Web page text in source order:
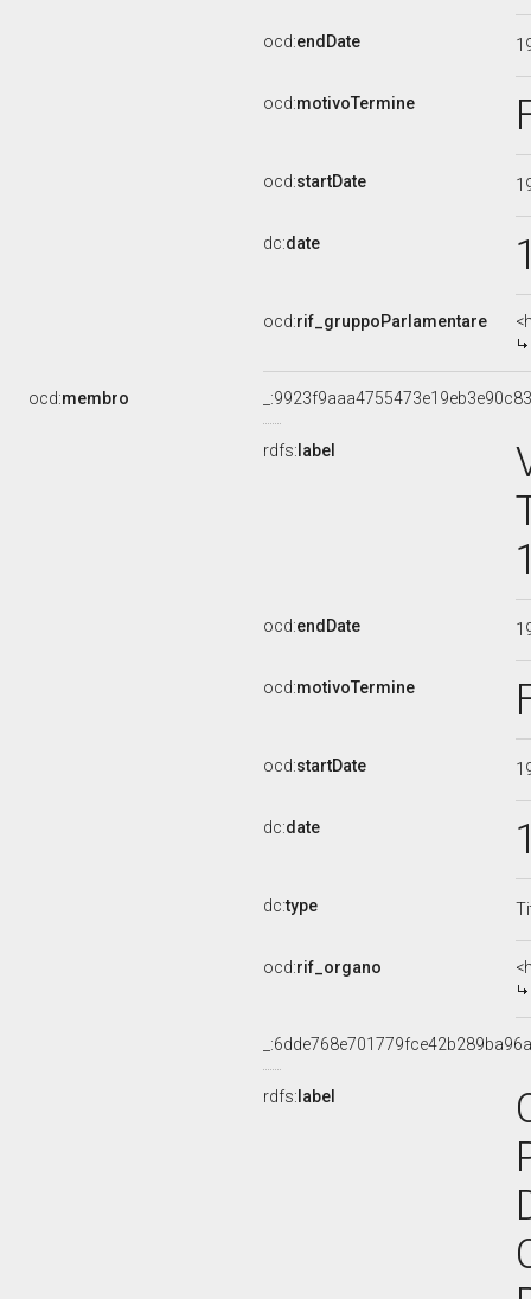
ocd:endDate
ocd:motivoTermine
ocd:startDate
dc:date
ocd:rif_gruppoParlamentare
ocd:membro
rdfs: label
ocd:endDate
ocd:motivoTermine
ocd:startDate
dc:date
dc:type
ocd:rif_organo
rdfs: label